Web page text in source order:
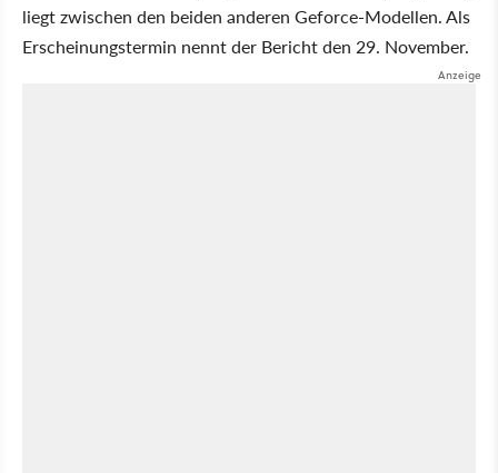
liegt zwischen den beiden anderen Geforce-Modellen. Als
Erscheinungstermin nennt der Bericht den 29. November.